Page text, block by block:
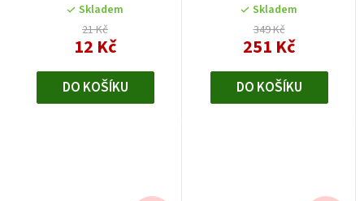
Skladem
21 Kč
12 Kč
DO KOŠÍKU
Skladem
349 Kč
251 Kč
DO KOŠÍKU